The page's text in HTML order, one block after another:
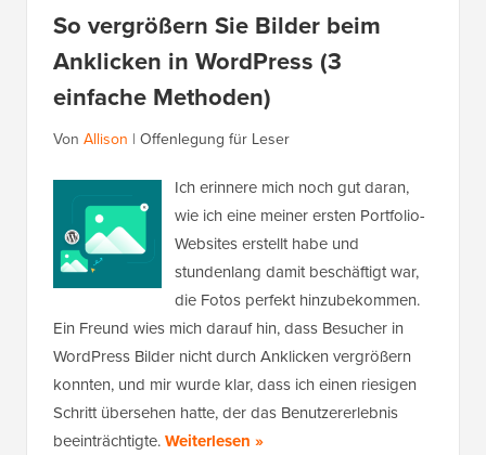
So vergrößern Sie Bilder beim
Anklicken in WordPress (3
einfache Methoden)
Von Allison | Offenlegung für Leser
Ich erinnere mich noch gut daran,
wie ich eine meiner ersten Portfolio-
Websites erstellt habe und
stundenlang damit beschäftigt war,
die Fotos perfekt hinzubekommen.
Ein Freund wies mich darauf hin, dass Besucher in
WordPress Bilder nicht durch Anklicken vergrößern
konnten, und mir wurde klar, dass ich einen riesigen
Schritt übersehen hatte, der das Benutzererlebnis
beeinträchtigte.Weiterlesen »